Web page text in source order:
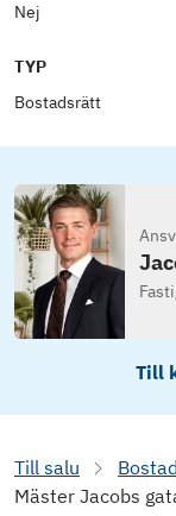
Nej
TYP
Bostadsrätt
Till
Till salu
Mäster Jacobs